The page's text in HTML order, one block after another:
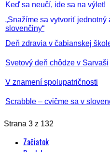
Keď sa neučí, ide sa na výlet!
„Snažíme sa vytvoriť
slovenčiny“
Deň zdravia v čabianskej
Svetový deň chôdze v Sarvaši
V znamení spolupatričnosti
Scrabble – cvičme sa v
Strana 3 z 132
Začiatok